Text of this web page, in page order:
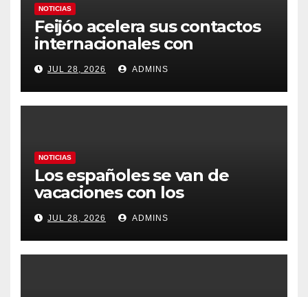
NOTICIAS
Feijóo acelera sus contactos
internacionales con
Latinoamérica como socio
prioritario en su agenda de
gobierno
JUL 28, 2026 ADMINS
NOTICIAS
Los españoles se van de
vacaciones con los
carburantes hasta un 21%
más caros que el año pasado
y los hoteles disparados
JUL 28, 2026 ADMINS